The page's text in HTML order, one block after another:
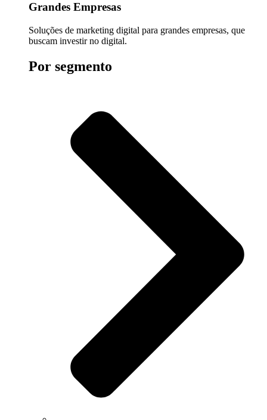
Grandes Empresas
Soluções de marketing digital para grandes empresas, que
buscam investir no digital.
Por segmento